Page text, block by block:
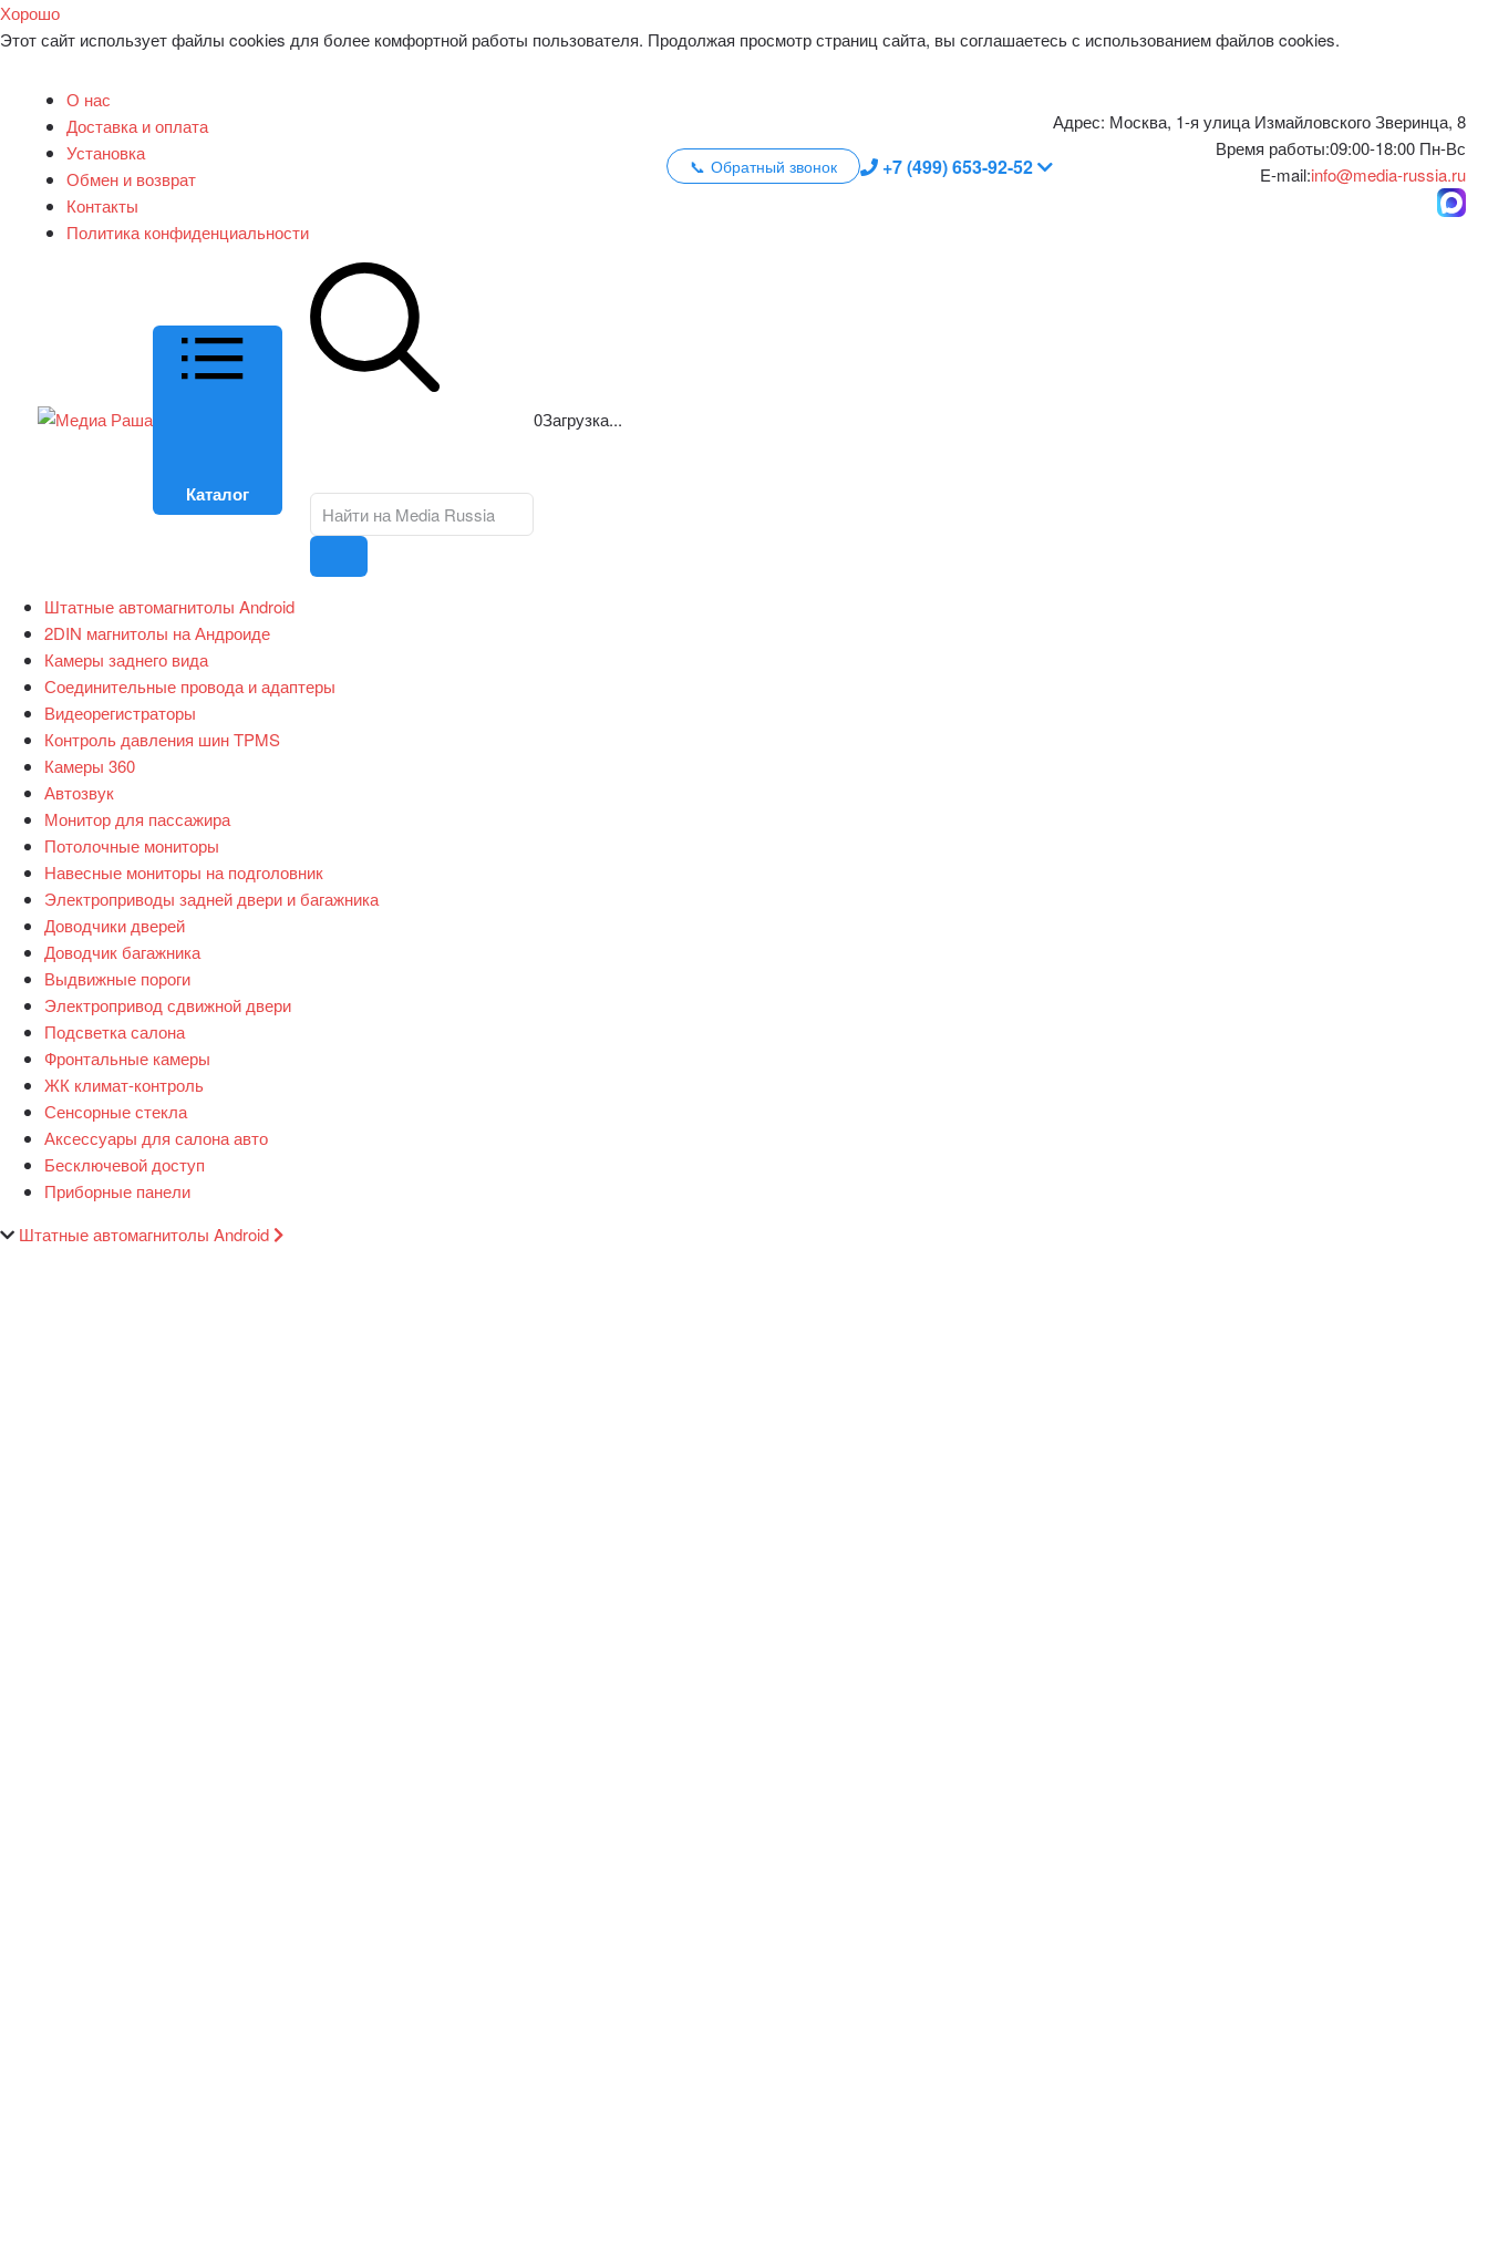
Хорошо
Этот сайт использует файлы cookies для более комфортной работы пользователя. Продолжая просмотр страниц сайта, вы соглашаетесь с использованием файлов cookies.
О нас
Доставка и оплата
Установка
Обмен и возврат
Контакты
Политика конфиденциальности
Обратный звонок +7 (499) 653-92-52
Адрес: Москва, 1-я улица Измайловского Зверинца, 8
Время работы:09:00-18:00 Пн-Вс
E-mail:info@media-russia.ru
Каталог
0Загрузка...
Штатные автомагнитолы Android
2DIN магнитолы на Андроиде
Камеры заднего вида
Соединительные провода и адаптеры
Видеорегистраторы
Контроль давления шин TPMS
Камеры 360
Автозвук
Монитор для пассажира
Потолочные мониторы
Навесные мониторы на подголовник
Электроприводы задней двери и багажника
Доводчики дверей
Доводчик багажника
Выдвижные пороги
Электропривод сдвижной двери
Подсветка салона
Фронтальные камеры
ЖК климат-контроль
Сенсорные стекла
Аксессуары для салона авто
Бесключевой доступ
Приборные панели
Штатные автомагнитолы Android